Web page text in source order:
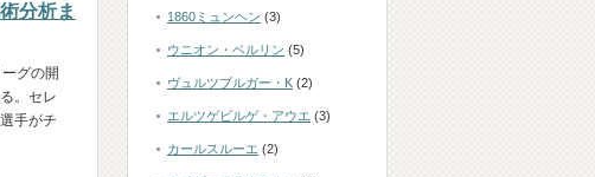
分析ま
グの開
。セレ
手がチ
1860ミュンヘン (3)
ウニオン・ベルリン (5)
ヴュルツブルガー・K (2)
エルツゲビルゲ・アウエ (3)
カールスルーエ (2)